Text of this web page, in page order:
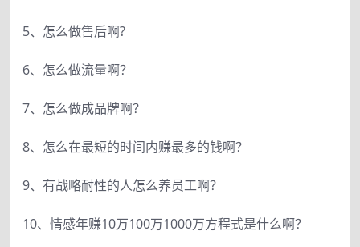
5、怎么做售后啊?
6、怎么做流量啊？
7、怎么做成品牌啊？
8、怎么在最短的时间内赚最多的钱啊？
9、有战略耐性的人怎么养员工啊？
10、情感年赚10万100万1000万方程式是什么啊？